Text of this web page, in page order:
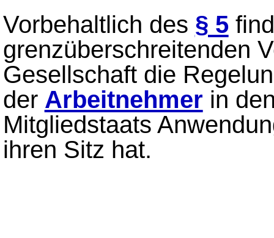
Vorbehaltlich des § 5
grenzüberschreitenden
Gesellschaft die
der Arbeitnehmer in
Mitgliedstaats
ihren Sitz hat.